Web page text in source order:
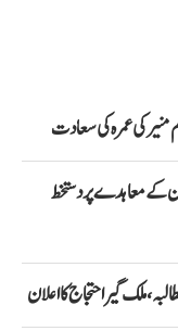
کی عمرہ کی سعادت
کے معاہدے پر دستخط